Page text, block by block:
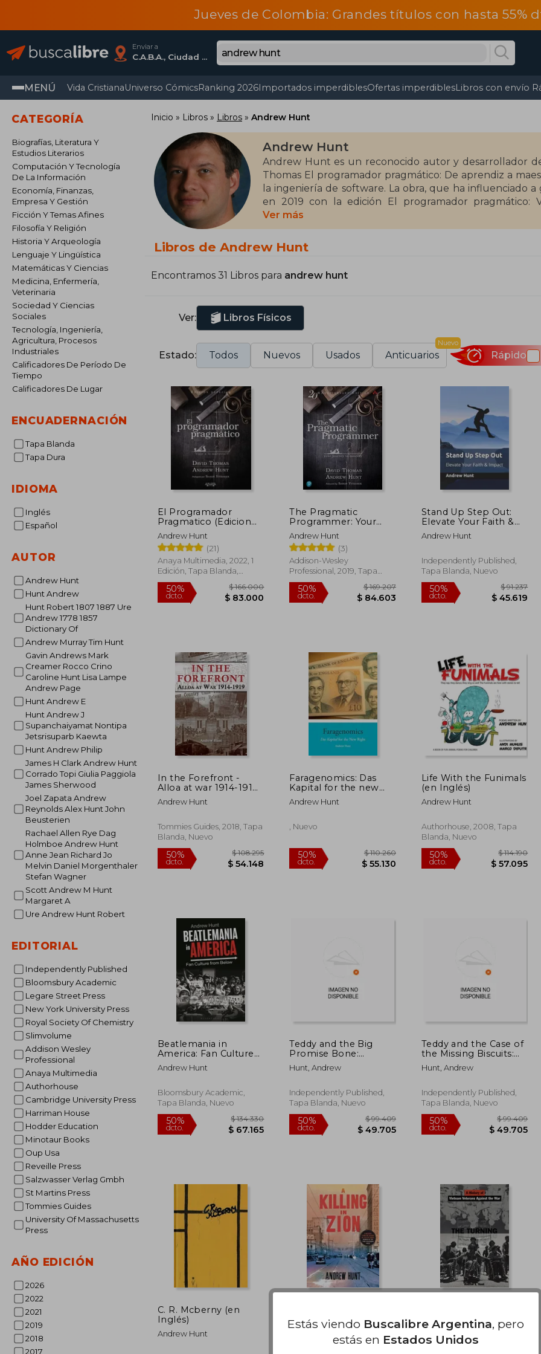
Jueves de Colombia: Grandes títulos con hasta 55%
Enviar a
C.A.B.A., Ciudad Autónoma De Buenos Aires
MENÚ Vida CristianaUniverso CómicsRanking 2026Importados imperdiblesOfertas imperdiblesLibros con envío
CATEGORÍA
Biografías, Literatura Y
Estudios Literarios
Computación Y Tecnología
De La Información
Economía, Finanzas,
Empresa Y Gestión
Ficción Y Temas Afines
Filosofía Y Religión
Historia Y Arqueología
Lenguaje Y Lingüística
Matemáticas Y Ciencias
Medicina, Enfermería,
Veterinaria
Sociedad Y Ciencias
Sociales
Tecnología, Ingeniería,
Agricultura, Procesos
Industriales
Calificadores De Período De
Tiempo
Calificadores De Lugar
ENCUADERNACIÓN
Tapa Blanda
Tapa Dura
IDIOMA
Inglés
Español
AUTOR
Andrew Hunt
Hunt Andrew
Hunt Robert 1807 1887 Ure
Andrew 1778 1857
Dictionary Of
Andrew Murray Tim Hunt
Gavin Andrews Mark
Creamer Rocco Crino
Caroline Hunt Lisa Lampe
Andrew Page
Hunt Andrew E
Hunt Andrew J
Supanchaiyamat Nontipa
Jetsrisuparb Kaewta
Hunt Andrew Philip
James H Clark Andrew Hunt
Corrado Topi Giulia Paggiola
James Sherwood
Joel Zapata Andrew
Reynolds Alex Hunt John
Beusterien
Rachael Allen Rye Dag
Holmboe Andrew Hunt
Anne Jean Richard Jo
Melvin Daniel Morgenthaler
Stefan Wagner
Scott Andrew M Hunt
Margaret A
Ure Andrew Hunt Robert
EDITORIAL
Independently Published
Bloomsbury Academic
Legare Street Press
New York University Press
Royal Society Of Chemistry
Slimvolume
Addison Wesley
Professional
Anaya Multimedia
Authorhouse
Cambridge University Press
Harriman House
Hodder Education
Minotaur Books
Oup Usa
Reveille Press
Salzwasser Verlag Gmbh
St Martins Press
Tommies Guides
University Of Massachusetts
Press
AÑO EDICIÓN
2026
2022
2021
2019
2018
2017
Inicio Libros Libros Andrew Hunt
Andrew Hunt
Andrew Hunt es un reconocido autor y desarrollador
Thomas El programador pragmático: De aprendiz a
la ingeniería de software. La obra, que ha influenciado
en 2019 con la edición El programador pragmático:
tecnológicos y metodológicos en el desarrollo de software.
Además de su faceta como escritor, Hunt es
especializada en libros sobre programación y
Ruby (2000), un referente en el lenguaje Ruby. Su
sean esenciales para profesionales del software.
Ver más
Libros de Andrew Hunt
Encontramos 31 Libros para andrew hunt
Ver: Libros Físicos
Estado: Todos Nuevos Usados Anticuarios
Nuevo
Rápido
El Programador
Pragmatico (Edicion
Especial)
Andrew Hunt
(21)
Anaya Multimedia, 2022, 1
Edición, Tapa Blanda,
Nuevo
50%
dcto.
The Pragmatic
Programmer: Your
Journey to Mastery,
20Th Anniversary
Edition (en Inglés)
Andrew Hunt
(3)
Addison-Wesley
Professional, 2019, Tapa
Dura, Nuevo
50%
dcto. $ 84.603
Stand Up Step Out:
Elevate Your Faith &
Impact (en Inglés)
Andrew Hunt
Independently Published,
Tapa Blanda, Nuevo
dcto.
In the Forefront -
Alloa at war 1914-1919
(en Inglés)
Andrew Hunt
Tommies Guides, 2018, Tapa
Blanda, Nuevo
50%
dcto.
Faragenomics: Das
Kapital for the new
Right (en Inglés)
Andrew Hunt
, Nuevo
Life With the Funimals
(en Inglés)
Andrew Hunt
Authorhouse, 2008, Tapa
Blanda, Nuevo
Beatlemania in
America: Fan Culture
from Below (en
Inglés)
Andrew Hunt
Bloomsbury Academic,
Tapa Blanda, Nuevo
dcto.
Teddy and the Big
Promise Bone:
Learning about
patience and trust (en
Hunt, Andrew
Independently Published,
Tapa Blanda, Nuevo
50%
dcto.
Teddy and the Case of
the Missing Biscuits:
Learning about
forgiveness and
Hunt, Andrew
Independently Published,
Tapa Blanda, Nuevo
50%
dcto.
C. R. Mcberny (en
Inglés)
Andrew Hunt
Oveson Mystery) (en
Inglés)
of vietnam veterans
against the war (en
Inglés)
Hunt, Andrew
Estás viendo Buscalibre Argentina, pero
estás en Estados Unidos